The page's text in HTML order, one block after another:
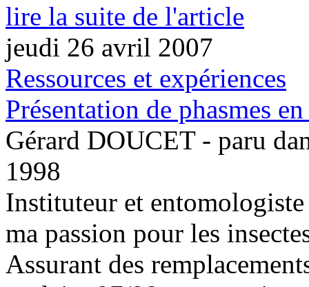
lire la suite de l'article
jeudi 26 avril 2007
Ressources et expériences
Présentation de phasmes
Gérard DOUCET - paru
1998
Instituteur et
ma passion pour les
Assurant des